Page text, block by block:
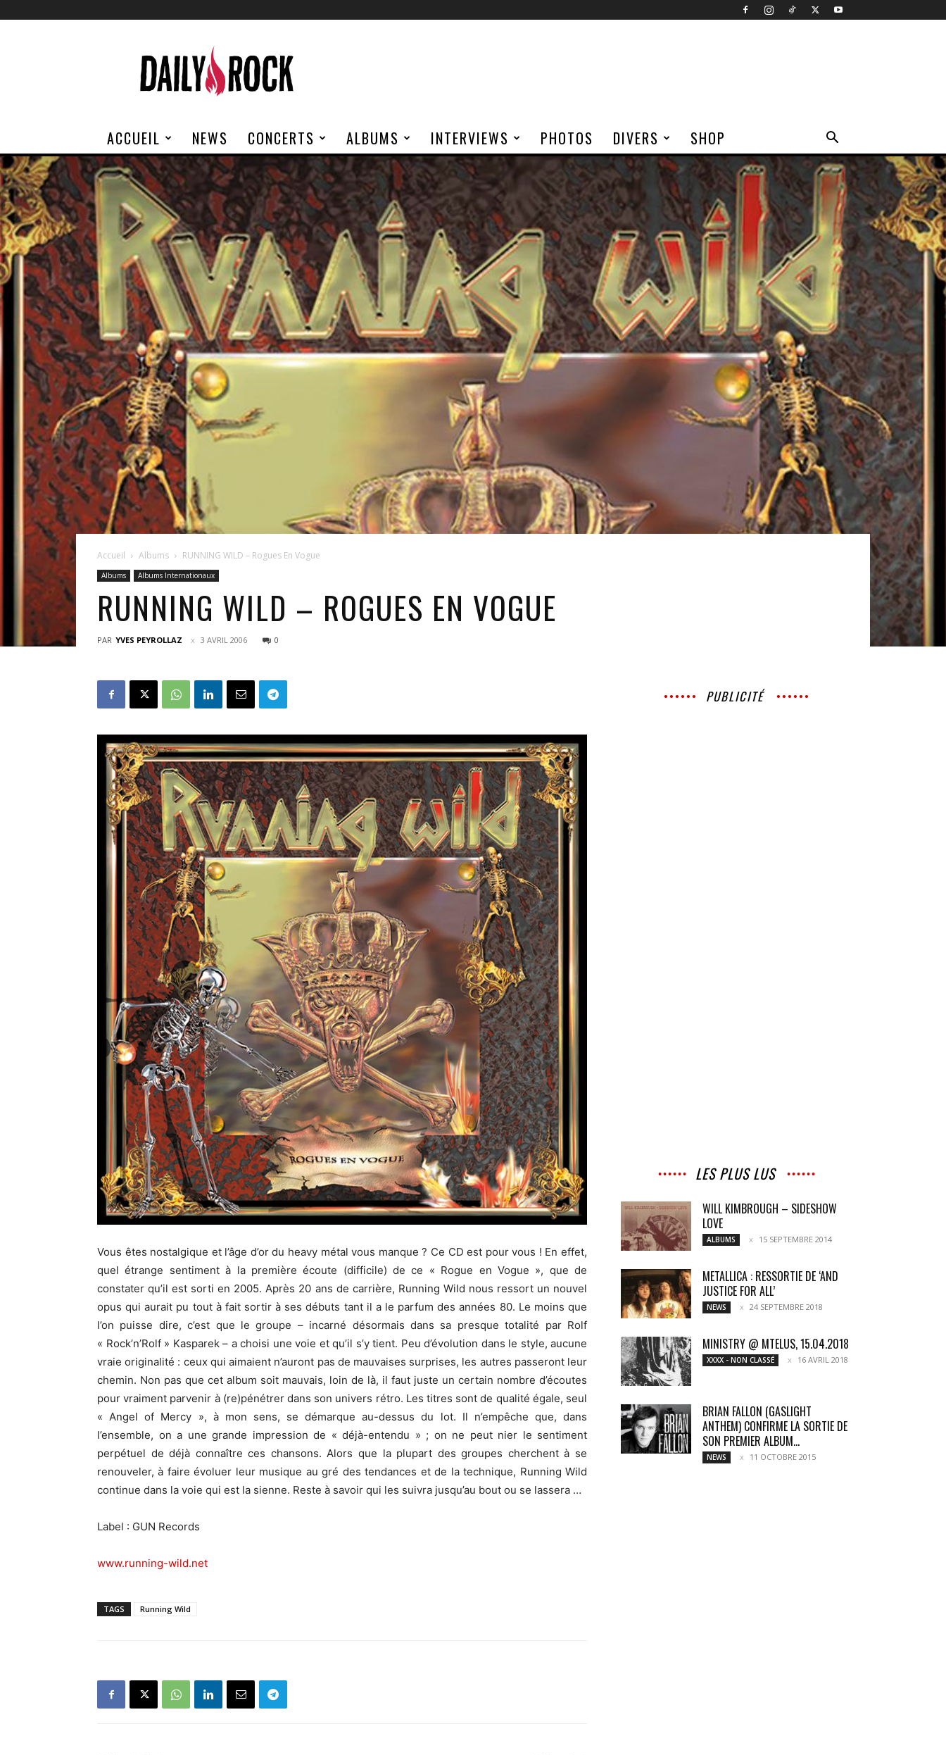
Rock
ACCUEIL NEWS CONCERTS ALBUMS INTERVIEWS PHOTOS DIVERS SHOP
Accueil Albums RUNNING WILD – Rogues En Vogue
Albums Albums Internationaux
RUNNING WILD – ROGUES EN VOGUE
PAR YVES PEYROLLAZ 3 AVRIL 2006 0
Vous êtes nostalgique et l’âge d’or du heavy métal vous manque ? Ce CD est pour vous ! En effet,
quel étrange sentiment à la première écoute (difficile) de ce « Rogue en Vogue », que de
constater qu’il est sorti en 2005. Après 20 ans de carrière, Running Wild nous ressort un nouvel
opus qui aurait pu tout à fait sortir à ses débuts tant il a le parfum des années 80. Le moins que
l’on puisse dire, c’est que le groupe – incarné désormais dans sa presque totalité par Rolf
« Rock’n’Rolf » Kasparek – a choisi une voie et qu’il s’y tient. Peu d’évolution dans le style, aucune
vraie originalité : ceux qui aimaient n’auront pas de mauvaises surprises, les autres passeront leur
chemin. Non pas que cet album soit mauvais, loin de là, il faut juste un certain nombre d’écoutes
pour vraiment parvenir à (re)pénétrer dans son univers rétro. Les titres sont de qualité égale, seul
« Angel of Mercy », à mon sens, se démarque au-dessus du lot. Il n’empêche que, dans
l’ensemble, on a une grande impression de « déjà-entendu » ; on ne peut nier le sentiment
perpétuel de déjà connaître ces chansons. Alors que la plupart des groupes cherchent à se
renouveler, à faire évoluer leur musique au gré des tendances et de la technique, Running Wild
continue dans la voie qui est la sienne. Reste à savoir qui les suivra jusqu’au bout ou se lassera …
Label : GUN Records
www.running-wild.net
TAGS Running Wild
PUBLICITÉ
LES PLUS LUS
WILL KIMBROUGH – SIDESHOW
LOVE
ALBUMS 15 SEPTEMBRE 2014
METALLICA : RESSORTIE DE ‘AND
JUSTICE FOR ALL’
NEWS 24 SEPTEMBRE 2018
MINISTRY @ MTELUS, 15.04.2018
XXXX - NON CLASSÉ 16 AVRIL 2018
BRIAN FALLON (GASLIGHT
ANTHEM) CONFIRME LA SORTIE DE
SON PREMIER ALBUM...
NEWS 11 OCTOBRE 2015